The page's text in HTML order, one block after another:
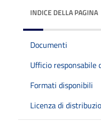
INDICE DELLA PAGINA
Documenti
Ufficio responsabile
Formati disponibili
Licenza di